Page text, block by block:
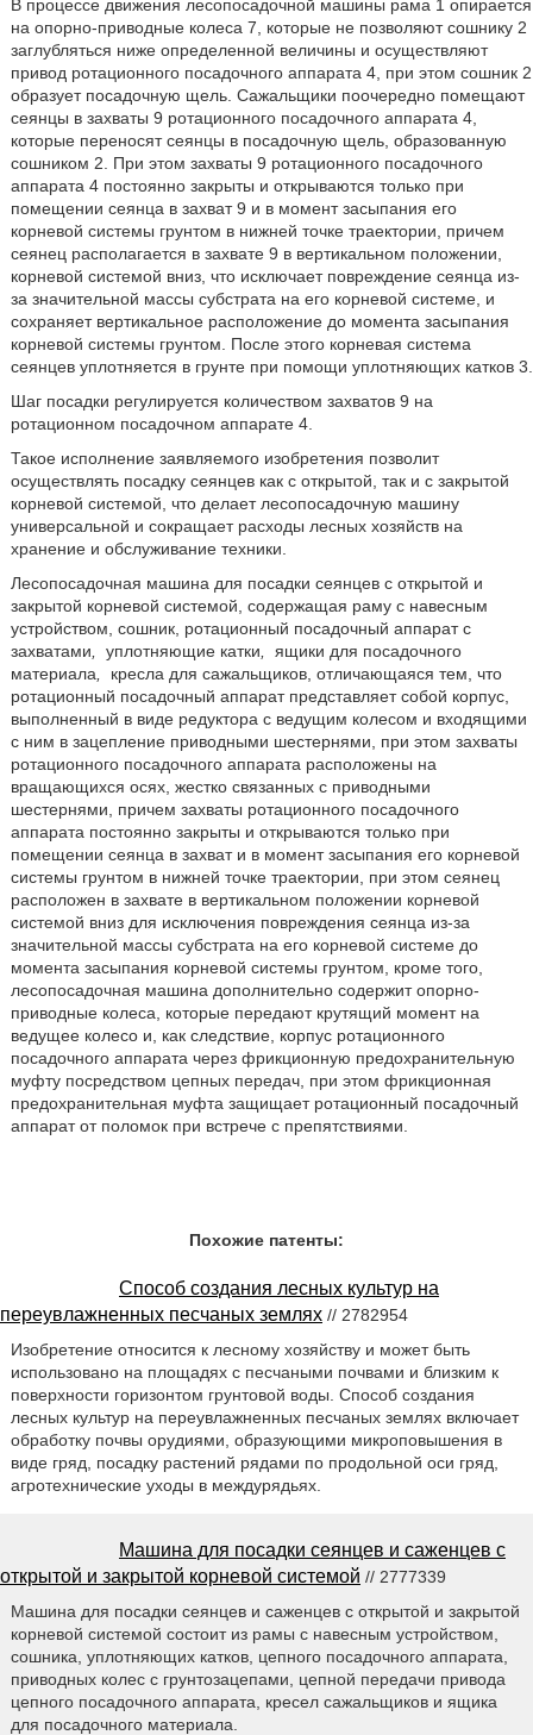
В процессе движения лесопосадочной машины рама 1 опирается
на опорно-приводные колеса 7, которые не позволяют сошнику 2
заглубляться ниже определенной величины и осуществляют
привод ротационного посадочного аппарата 4, при этом сошник 2
образует посадочную щель. Сажальщики поочередно помещают
сеянцы в захваты 9 ротационного посадочного аппарата 4,
которые переносят сеянцы в посадочную щель, образованную
сошником 2. При этом захваты 9 ротационного посадочного
аппарата 4 постоянно закрыты и открываются только при
помещении сеянца в захват 9 и в момент засыпания его
корневой системы грунтом в нижней точке траектории, причем
сеянец располагается в захвате 9 в вертикальном положении,
корневой системой вниз, что исключает повреждение сеянца из-
за значительной массы субстрата на его корневой системе, и
сохраняет вертикальное расположение до момента засыпания
корневой системы грунтом. После этого корневая система
сеянцев уплотняется в грунте при помощи уплотняющих катков 3.
Шаг посадки регулируется количеством захватов 9 на
ротационном посадочном аппарате 4.
Такое исполнение заявляемого изобретения позволит
осуществлять посадку сеянцев как с открытой, так и с закрытой
корневой системой, что делает лесопосадочную машину
универсальной и сокращает расходы лесных хозяйств на
хранение и обслуживание техники.
Лесопосадочная машина для посадки сеянцев с открытой и
закрытой корневой системой, содержащая раму с навесным
устройством, сошник, ротационный посадочный аппарат с
захватами
уплотняющие катки
ящики для посадочного
материала
кресла для сажальщиков, отличающаяся тем, что
ротационный посадочный аппарат представляет собой корпус,
выполненный в виде редуктора с ведущим колесом и входящими
с ним в зацепление приводными шестернями, при этом захваты
ротационного посадочного аппарата расположены на
вращающихся осях, жестко связанных с приводными
шестернями, причем захваты ротационного посадочного
аппарата постоянно закрыты и открываются только при
помещении сеянца в захват и в момент засыпания его корневой
системы грунтом в нижней точке траектории, при этом сеянец
расположен в захвате в вертикальном положении корневой
системой вниз для исключения повреждения сеянца из-за
значительной массы субстрата на его корневой системе до
момента засыпания корневой системы грунтом, кроме того,
лесопосадочная машина дополнительно содержит опорно-
приводные колеса, которые передают крутящий момент на
ведущее колесо и, как следствие, корпус ротационного
посадочного аппарата через фрикционную предохранительную
муфту посредством цепных передач, при этом фрикционная
предохранительная муфта защищает ротационный посадочный
аппарат от поломок при встрече с препятствиями.
Похожие патенты:
Способ создания лесных культур на
переувлажненных песчаных землях // 2782954
Изобретение относится к лесному хозяйству и может быть
использовано на площадях с песчаными почвами и близким к
поверхности горизонтом грунтовой воды. Способ создания
лесных культур на переувлажненных песчаных землях включает
обработку почвы орудиями, образующими микроповышения в
виде гряд, посадку растений рядами по продольной оси гряд,
агротехнические уходы в междурядьях.
Машина для посадки сеянцев и саженцев с
открытой и закрытой корневой системой // 2777339
Машина для посадки сеянцев и саженцев с открытой и закрытой
корневой системой состоит из рамы с навесным устройством,
сошника, уплотняющих катков, цепного посадочного аппарата,
приводных колес с грунтозацепами, цепной передачи привода
цепного посадочного аппарата, кресел сажальщиков и ящика
для посадочного материала.